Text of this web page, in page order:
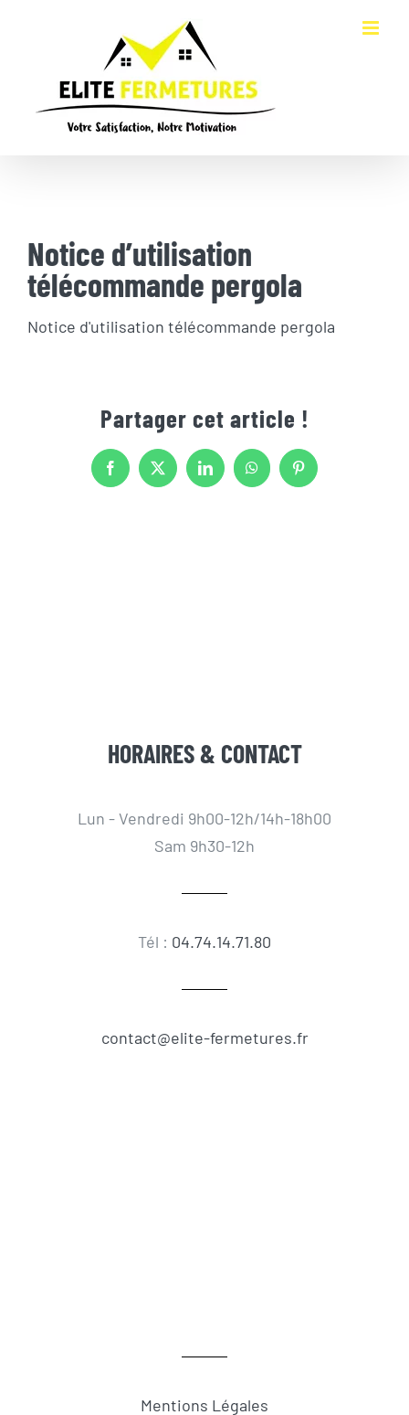
Notice d’utilisation
télécommande pergola
Notice d'utilisation télécommande pergola
Partager cet article !
Facebook
X LinkedInWhatsAppPinterest
HORAIRES & CONTACT
Lun - Vendredi 9h00-12h/14h-18h00
Sam 9h30-12h
Tél : 04.74.14.71.80
contact@elite-fermetures.fr
Mentions Légales